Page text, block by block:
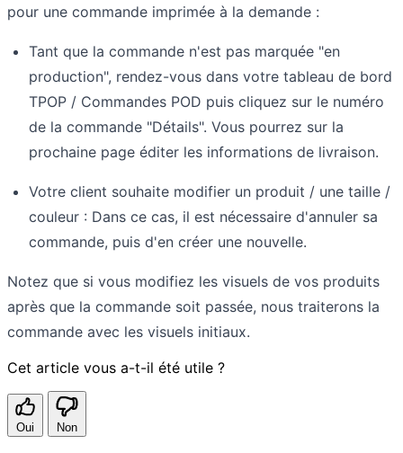
pour une commande imprimée à la demande :
Tant que la commande n'est pas marquée "en
production", rendez-vous dans votre tableau de bord
TPOP / Commandes POD puis cliquez sur le numéro
de la commande "Détails". Vous pourrez sur la
prochaine page éditer les informations de livraison.
Votre client souhaite modifier un produit / une taille /
couleur : Dans ce cas, il est nécessaire d'annuler sa
commande, puis d'en créer une nouvelle.
Notez que si vous modifiez les visuels de vos produits
après que la commande soit passée, nous traiterons la
commande avec les visuels initiaux.
Cet article vous a-t-il été utile ?
Oui Non